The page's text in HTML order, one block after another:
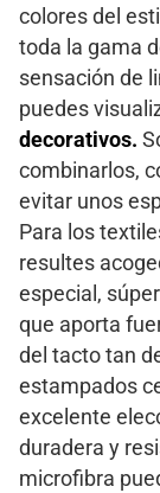
colores del
toda la gama
sensación de
puedes
decorativos.
combinarlos,
evitar unos
Para los
resultes
especial,
que aporta
del tacto tan
estampados
excelente
duradera y
microfibra